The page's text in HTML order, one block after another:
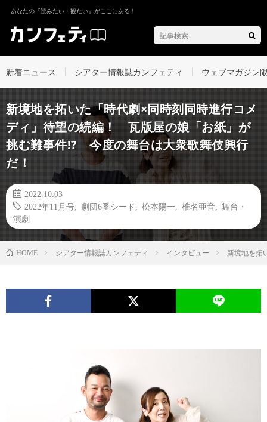
あなたの『読みたい・観たい』がここにある！
新着ニュース シアター情報誌カンフェティ ウェブマガジン
新境地を拓いた「時代劇×同時刻同時進行コメ
ディ」待望の続編！ 瓦版屋の娘「お紙」が
挑む難事件!? 今度の舞台は大衆歌舞伎興行
だ！
2022.10.03
2022年11月号
劇団6番シード 松本陽一 椎名亜音
舞台・
演劇
HOME シアター情報誌カンフェティ インタビュー 新境地を拓